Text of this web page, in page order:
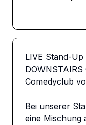
LIVE Stand-
Comedyclub
Bei unserer
eine Mischung